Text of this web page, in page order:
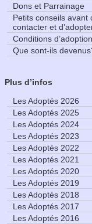
Dons et Parrainage
Petits conseils avant
contacter et
Conditions
Que sont-ils
Plus d’infos
Les Adoptés 2026
Les Adoptés 2025
Les Adoptés 2024
Les Adoptés 2023
Les Adoptés 2022
Les Adoptés 2021
Les Adoptés 2020
Les Adoptés 2019
Les Adoptés 2018
Les Adoptés 2017
Les Adoptés 2016